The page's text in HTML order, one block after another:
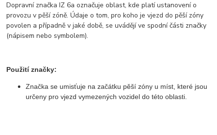
Dopravní značka IZ 6a označuje oblast, kde platí ustanovení o
provozu v pěší zóně. Údaje o tom, pro koho je vjezd do pěší zóny
povolen a případně v jaké době, se uvádějí ve spodní části značky
(nápisem nebo symbolem).
Použití značky:
Značka se umisťuje na začátku pěší zóny u míst, které jsou
určeny pro vjezd vymezených vozidel do této oblasti.